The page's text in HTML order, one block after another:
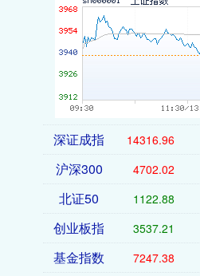
深证成指 14316.96
沪深300 4702.02
北证50 1122.88
创业板指 3537.21
基金指数 7247.38